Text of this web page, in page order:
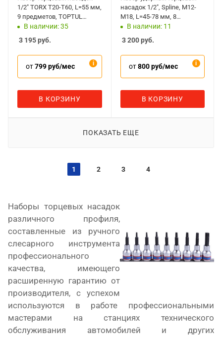
1/2" TORX T20-T60, L=55 мм,
9 предметов, TOPTUL
GAAD0903
В наличии: 35
3 195руб.
от799 руб/мес
В КОРЗИНУ
насадок 1/2", Spline, M12-
M18, L=45-78 мм, 8
предметов, AFFIX
В наличии: 11
3 200руб.
от800 руб/мес
В КОРЗИНУ
ПОКАЗАТЬ ЕЩЕ
1 2 3 4
Наборы торцевых насадок
различного профиля,
составленные из ручного
слесарного инструмента
профессионального
качества, имеющего
расширенную гарантию от
производителя, с успехом
используются в работе профессиональными
мастерами на станциях технического
обслуживания автомобилей и других